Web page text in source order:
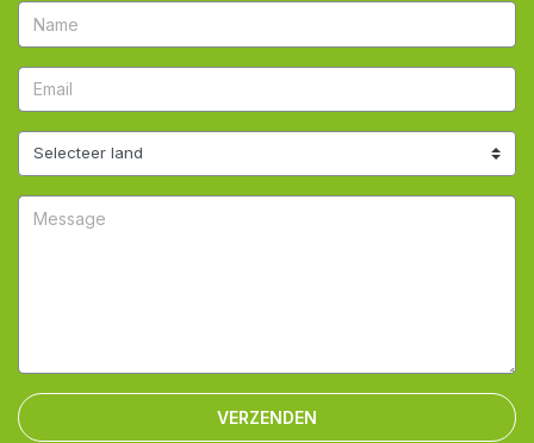
VERZENDEN